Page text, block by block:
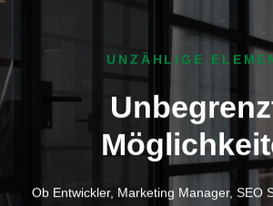
UNZÄHLIGE
Ob Entwickler, Marketing Manager, SEO